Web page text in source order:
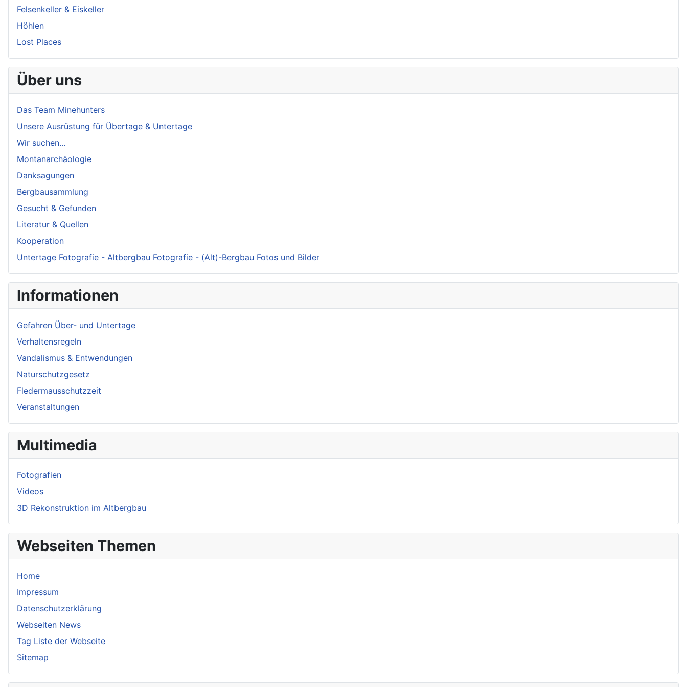
Felsenkeller & Eiskeller
Höhlen
Lost Places
Über uns
Das Team Minehunters
Unsere Ausrüstung für Übertage & Untertage
Wir suchen...
Montanarchäologie
Danksagungen
Bergbausammlung
Gesucht & Gefunden
Literatur & Quellen
Kooperation
Untertage Fotografie - Altbergbau Fotografie - (Alt)-Bergbau Fotos und Bilder
Informationen
Gefahren Über- und Untertage
Verhaltensregeln
Vandalismus & Entwendungen
Naturschutzgesetz
Fledermausschutzzeit
Veranstaltungen
Multimedia
Fotografien
Videos
3D Rekonstruktion im Altbergbau
Webseiten Themen
Home
Impressum
Datenschutzerklärung
Webseiten News
Tag Liste der Webseite
Sitemap